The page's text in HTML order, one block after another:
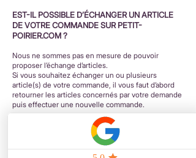
EST-IL POSSIBLE D’ÉCHANGER UN ARTICLE
DE VOTRE COMMANDE SUR PETIT-
POIRIER.COM ?
Nous ne sommes pas en mesure de pouvoir
proposer l’échange d’articles.
Si vous souhaitez échanger un ou plusieurs
article(s) de votre commande, il vous faut d’abord
retourner les articles concernés par votre demande
puis effectuer une nouvelle commande.
COMMENT CONTACTER VOTRE SERVICE
« Petit Poirier » reste à votre disposition pour toute